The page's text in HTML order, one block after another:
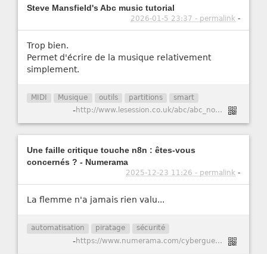
Steve Mansfield's Abc music tutorial
2026-01-5 23:37 - permalink -
Trop bien.
Permet d'écrire de la musique relativement
simplement.
MIDI Musique outils partitions smart
- http://www.lesession.co.uk/abc/abc_notation.htm
Une faille critique touche n8n : êtes-vous
concernés ? - Numerama
2025-12-23 11:26 - permalink -
La flemme n'a jamais rien valu...
automatisation piratage sécurité
- https://www.numerama.com/cyberguerre/2147741-une-faille-critique-touche-n8n-etes-vous-concernes.html